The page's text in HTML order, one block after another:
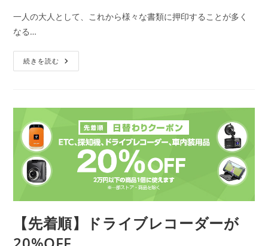
日:
ゴ
リ
ー:
一人の大人として、これから様々な書類に押印することが多く
なる…
続きを読む 【就
職
【先着順】ドライブレコーダーが